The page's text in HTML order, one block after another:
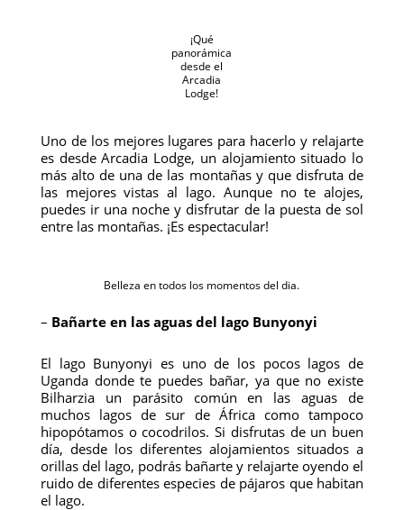
¡Qué
panorámica
desde el
Arcadia
Lodge!
Uno de los mejores lugares para hacerlo y relajarte
es desde Arcadia Lodge, un alojamiento situado lo
más alto de una de las montañas y que disfruta de
las mejores vistas al lago. Aunque no te alojes,
puedes ir una noche y disfrutar de la puesta de sol
entre las montañas. ¡Es espectacular!
Belleza en todos los momentos del dia.
– Bañarte en las aguas del lago Bunyonyi
El lago Bunyonyi es uno de los pocos lagos de
Uganda donde te puedes bañar, ya que no existe
Bilharzia un parásito común en las aguas de
muchos lagos de sur de África como tampoco
hipopótamos o cocodrilos. Si disfrutas de un buen
día, desde los diferentes alojamientos situados a
orillas del lago, podrás bañarte y relajarte oyendo el
ruido de diferentes especies de pájaros que habitan
el lago.